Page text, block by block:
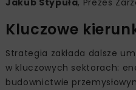
Jakub Stypuła, Prezes
Kluczowe
Strategia zakłada dalsze
w kluczowych sektorach:
budownictwie